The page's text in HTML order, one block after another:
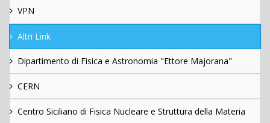
VPN
Altri Link
Dipartimento di Fisica e Astronomia "Ettore Majorana"
CERN
Centro Siciliano di Fisica Nucleare e Struttura della Materia